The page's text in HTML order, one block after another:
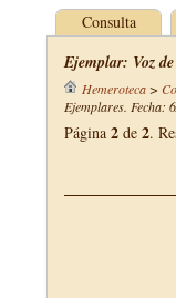
Consulta
Ejemplar: Voz
Hemeroteca>
Ejemplares. Fecha:
Página 2 de 2.